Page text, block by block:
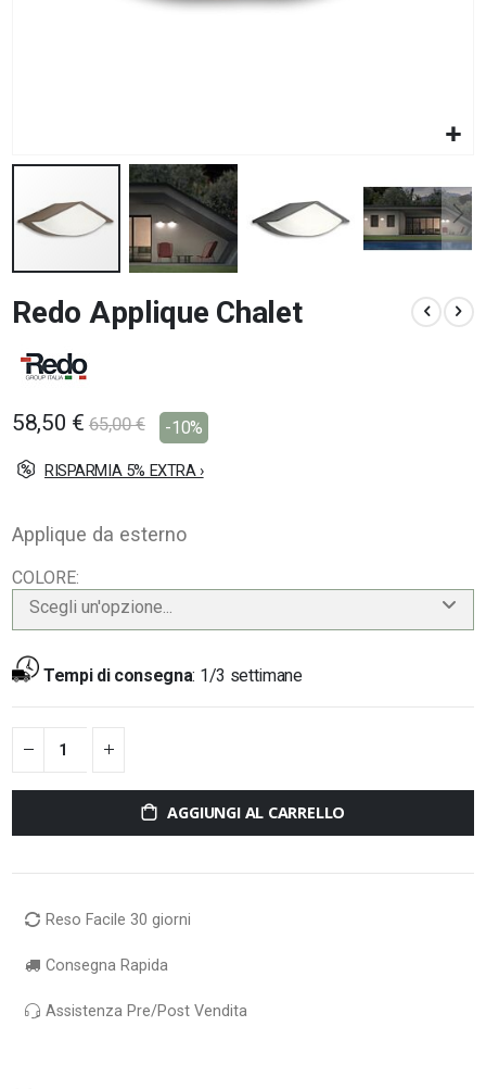
all'inizio
della
galleria
di
Redo Applique Chalet
58,50 € 65,00 € -10%
RISPARMIA 5% EXTRA ›
Applique da esterno
COLORE
Scegli un'opzione...
Tempi di consegna: 1/3 settimane
AGGIUNGI AL CARRELLO
Reso Facile 30 giorni
Consegna Rapida
Assistenza Pre/Post Vendita